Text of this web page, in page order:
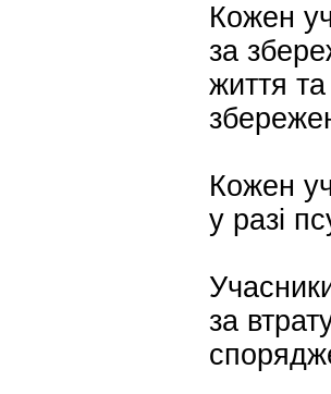
Кожен
за
життя
Кожен
у разі
за